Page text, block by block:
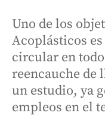
Uno de los
Acoplásticos
circular en
reencauche de
un estudio, ya
empleos en el